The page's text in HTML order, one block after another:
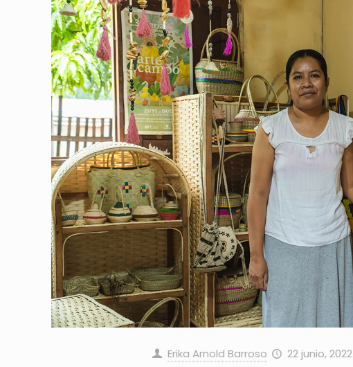
Erika Arnold Barroso 22 junio, 2022